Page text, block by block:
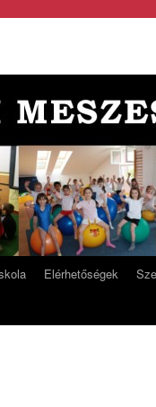
Elérhetőségek